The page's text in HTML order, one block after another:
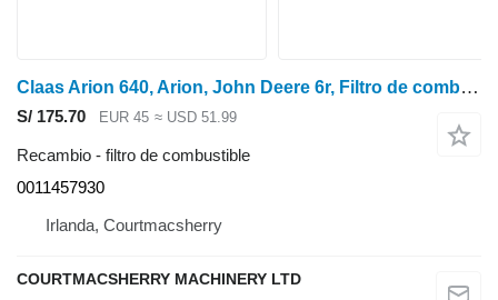
Claas Arion 640, Arion, John Deere 6r, Filtro de combustible 0011457930 para Class Arion 640 tractor de ruedas
S/ 175.70 EUR 45 ≈ USD 51.99
Recambio - filtro de combustible
0011457930
Irlanda, Courtmacsherry
COURTMACSHERRY MACHINERY LTD